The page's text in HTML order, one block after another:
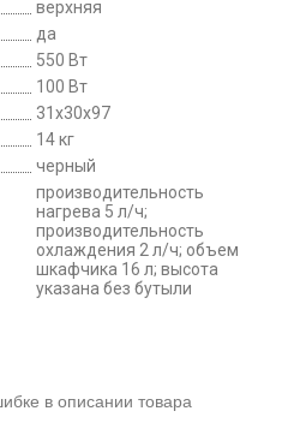
верхняя
да
550 Вт
100 Вт
31х30х97
14 кг
черный
производительность
нагрева 5 л/ч;
производительность
охлаждения 2 л/ч; объем
шкафчика 16 л; высота
указана без бутыли
в описании товара